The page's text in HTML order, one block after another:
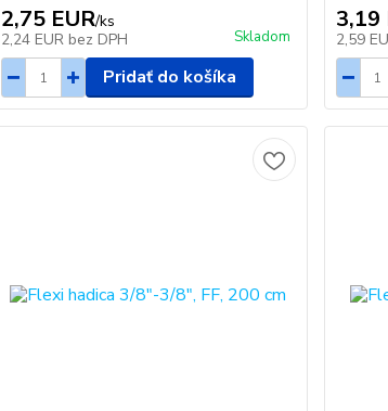
2,75 EUR/ks
2,24 EUR bez DPH Skladom
Pridať do košíka
3,19
2,59